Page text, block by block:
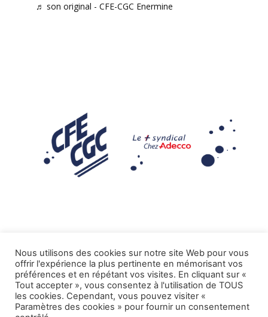
♬ son original - CFE-CGC Enermine
Mentions légales
Tous droits réservés CFE-CGC ADECCO.
Nous utilisons des cookies sur notre site Web pour vous
offrir l'expérience la plus pertinente en mémorisant vos
préférences et en répétant vos visites. En cliquant sur «
Tout accepter », vous consentez à l'utilisation de TOUS
les cookies. Cependant, vous pouvez visiter «
Paramètres des cookies » pour fournir un consentement